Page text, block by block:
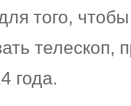
того,
телескоп,
года.